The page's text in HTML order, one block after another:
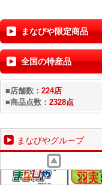
まなびや限定商品
全国の特産品
■店舗数： 224店
■商品点数： 2328点
まなびやグループ